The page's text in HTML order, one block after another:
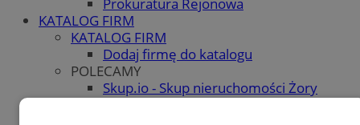
KATALOG FIRM
KATALOG FIRM
Dodaj firmę do katalogu
POLECAMY
Skup.io - Skup nieruchomości Żory